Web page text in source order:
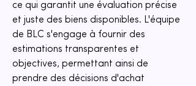
ce qui garantit une évaluation précise
et juste des biens disponibles. L'équipe
de BLC s'engage à fournir des
estimations transparentes et
objectives, permettant ainsi de
prendre des décisions d'achat